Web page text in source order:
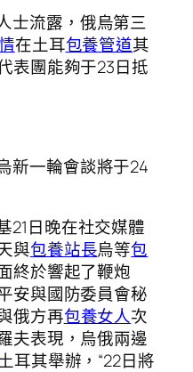
士流露，俄烏第三
在土耳包養管道其
表團能夠于23日抵
新一輪會談將于24
21日晚在社交媒體
與包養站長烏等包
終於響起了鞭炮
安與國防委員會秘
俄方再包養女人次
夫表現，烏俄兩邊
耳其舉辦，“22日將